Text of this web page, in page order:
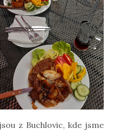
z Buchlovic, kde jsme